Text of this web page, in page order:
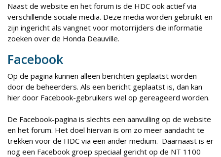
Naast de website en het forum is de HDC ook actief via
verschillende sociale media. Deze media worden gebruikt en
zijn ingericht als vangnet voor motorrijders die informatie
zoeken over de Honda Deauville.
Facebook
Op de pagina kunnen alleen berichten geplaatst worden
door de beheerders. Als een bericht geplaatst is, dan kan
hier door Facebook-gebruikers wel op gereageerd worden.
De Facebook-pagina is slechts een aanvulling op de website
en het forum. Het doel hiervan is om zo meer aandacht te
trekken voor de HDC via een ander medium. Daarnaast is er
nog een Facebook groep speciaal gericht op de NT 1100